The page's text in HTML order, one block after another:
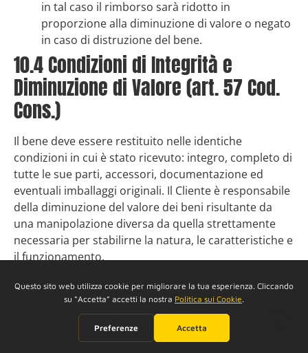
in tal caso il rimborso sarà ridotto in
proporzione alla diminuzione di valore o negato
in caso di distruzione del bene.
10.4 Condizioni di Integrità e
Diminuzione di Valore (art. 57 Cod.
Cons.)
Il bene deve essere restituito nelle identiche
condizioni in cui è stato ricevuto: integro, completo di
tutte le sue parti, accessori, documentazione ed
eventuali imballaggi originali. Il Cliente è responsabile
della diminuzione del valore dei beni risultante da
una manipolazione diversa da quella strettamente
necessaria per stabilirne la natura, le caratteristiche e
il funzionamento.
Trattandosi di pezzi unici, il Venditore documenta
fotograficamente lo stato di conservazione di ogni
articolo prima della spedizione. Il rimborso sarà
ridotto in misura corrispondente alla diminuzione di